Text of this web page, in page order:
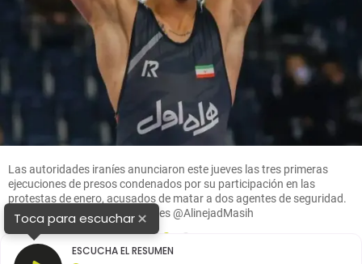
Las autoridades iraníes anunciaron este jueves las tres primeras
ejecuciones de presos condenados por su participación en las
protestas de enero, acusados de matar a dos agentes de seguridad.
FOTO: Tomada de redes sociales @AlinejadMasih
Toca para escuchar×
ESCUCHA EL RESUMEN